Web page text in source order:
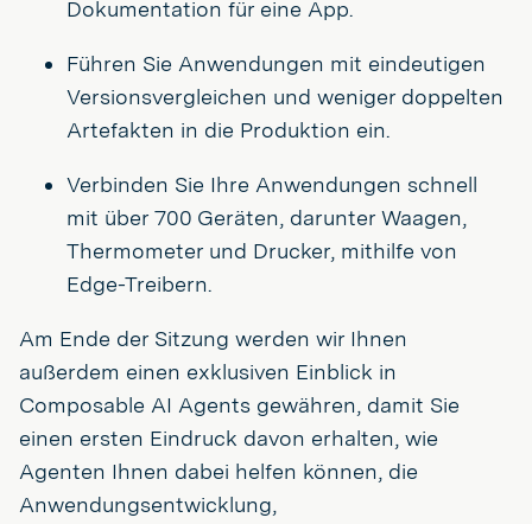
Dokumentation für eine App.
Führen Sie Anwendungen mit eindeutigen
Versionsvergleichen und weniger doppelten
Artefakten in die Produktion ein.
Verbinden Sie Ihre Anwendungen schnell
mit über 700 Geräten, darunter Waagen,
Thermometer und Drucker, mithilfe von
Edge-Treibern.
Am Ende der Sitzung werden wir Ihnen
außerdem einen exklusiven Einblick in
Composable AI Agents gewähren, damit Sie
einen ersten Eindruck davon erhalten, wie
Agenten Ihnen dabei helfen können, die
Anwendungsentwicklung,